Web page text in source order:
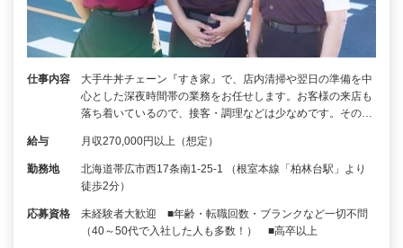
仕事内容
大手牛丼チェーン『すき家』で、店内清掃や翌日の準備を中
心とした深夜時間帯の業務をお任せします。お客様の来店も
落ち着いているので、接客・調理などは少なめです。その…
給与 月収270,000円以上（想定）
勤務地
北海道帯広市西17条南1-25-1 （根室本線「柏林台駅」より
徒歩2分）
応募資格
未経験者大歓迎 ■年齢・転職回数・ブランクなど一切不問
（40～50代で入社した人も多数！） ■高卒以上